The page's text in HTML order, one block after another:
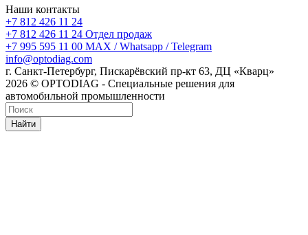
Наши контакты
+7 812 426 11 24
+7 812 426 11 24 Отдел продаж
+7 995 595 11 00 MAX / Whatsapp / Telegram
info@optodiag.com
г. Санкт-Петербург, Пискарёвский пр-кт 63, ДЦ «Кварц»
2026 © OPTODIAG - Специальные решения для
автомобильной промышленности
Найти